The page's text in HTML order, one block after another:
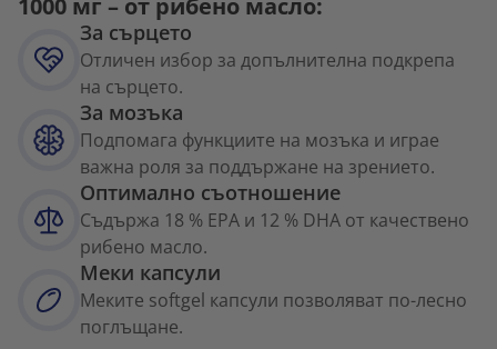
За сърцето
Отличен избор за допълнителна подкрепа
на сърцето.
За мозъка
Подпомага функциите на мозъка и играе
важна роля за поддържане на зрението.
Оптимално съотношение
Съдържа 18 % EPA и 12 % DHA от качествено
рибено масло.
Меки капсули
Меките softgel капсули позволяват по-лесно
поглъщане.